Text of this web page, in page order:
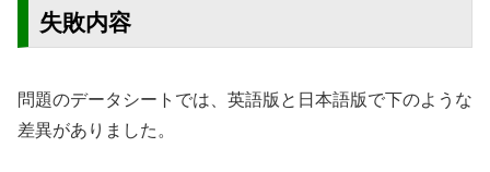
失敗内容
問題のデータシートでは、英語版と日本語版で下のような
差異がありました。